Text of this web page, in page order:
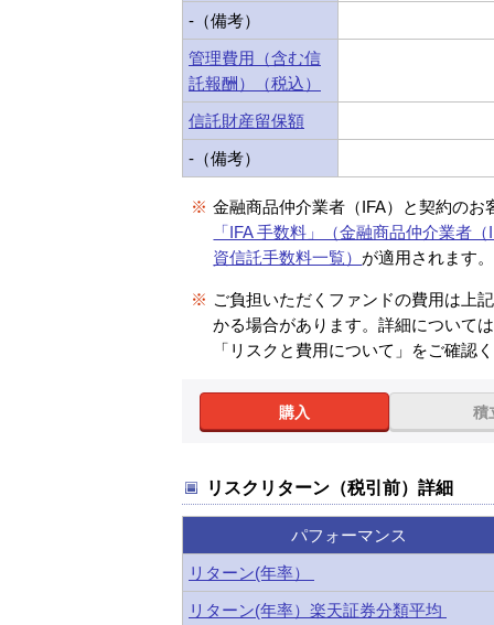
-（備考）
管理費用（含む信
託報酬）（税込）
信託財産留保額
-（備考）
※ 金融商品仲介業者（IFA）と契約のお
「IFA 手数料」（金融商品仲介業者
資信託手数料一覧） が適用されます。
※ ご負担いただくファンドの費用は上
かる場合があります。詳細について
「リスクと費用について」をご確認
購入 積
リスクリターン（税引前）詳細
パフォーマンス
リターン(年率）
リターン(年率）楽天証券分類平均